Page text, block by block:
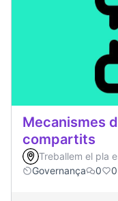
Mecanismes
compartits
Treballem el pla
Governança
0 0